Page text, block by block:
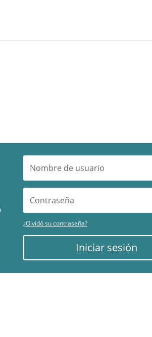
¿Olvidó su contraseña?
Iniciar sesión